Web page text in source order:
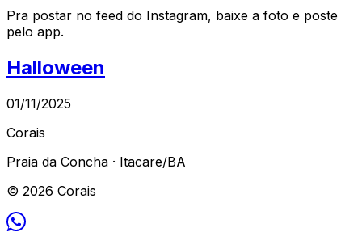
Pra postar no feed do Instagram, baixe a foto e poste
pelo app.
Halloween
01/11/2025
Corais
Praia da Concha · Itacare/BA
© 2026 Corais